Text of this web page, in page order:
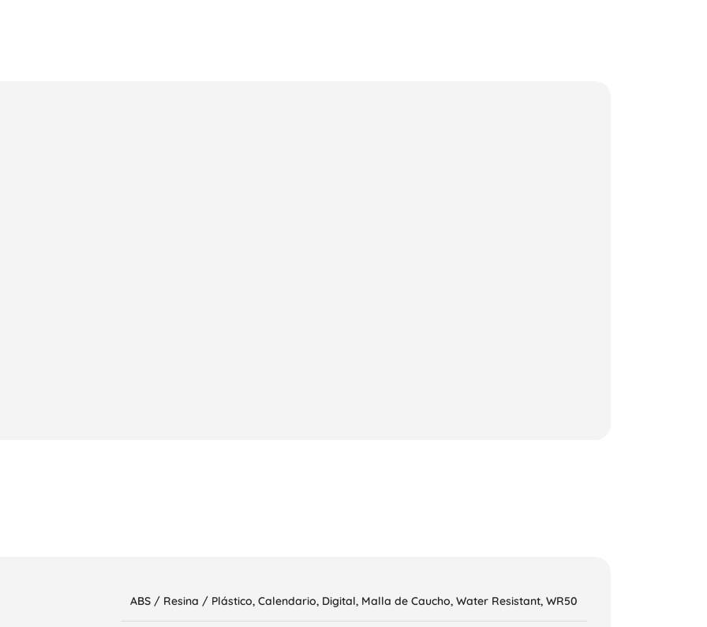
ABS / Resina / Plástico, Calendario, Digital, Malla de Caucho, Water Resistant, WR50